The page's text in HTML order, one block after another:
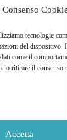
Consenso Cookie
tecnologie
del dispositivo.
come il
o ritirare il consenso
Accetta